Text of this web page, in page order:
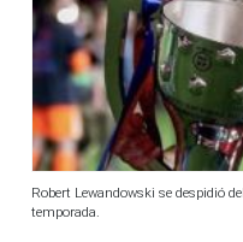
Robert Lewandowski se despidió
temporada.